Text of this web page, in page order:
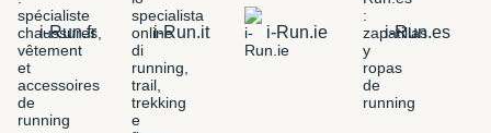
i-Run.fr i-Run.it i-Run.ie i-Run.es